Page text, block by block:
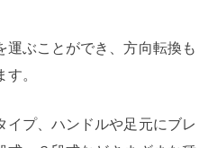
運ぶことができ、方向転換も
。
イプ、ハンドルや足元にブレ